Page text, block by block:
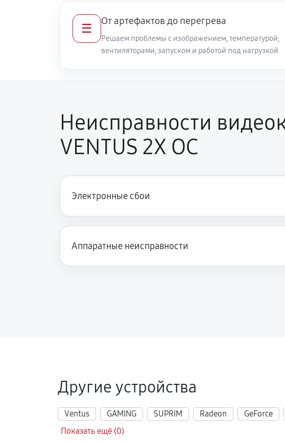
☰
От артефактов до перегрева
Решаем проблемы с изображением, температурой,
вентиляторами, запуском и работой под нагрузкой
Неисправности
VENTUS 2X OC
Электронные сбои
Аппаратные неисправности
Другие устройства
Ventus GAMING SUPRIM Radeon GeForce
Показать ещё (0)